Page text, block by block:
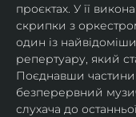
проєктах. У її
скрипки з
один із
репертуару, який
Поєднавши частини
безперервний
слухача до